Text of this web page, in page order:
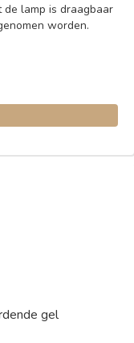
lamp is draagbaar
worden.
gel